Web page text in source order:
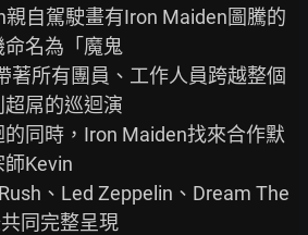
親自駕駛畫有Iron Maiden圖騰的
名為「魔鬼
著所有團員、工作人員跨越整個
屌的巡迴演
同時，Iron Maiden找來合作默
Kevin
、Led Zeppelin、Dream The
同完整呈現